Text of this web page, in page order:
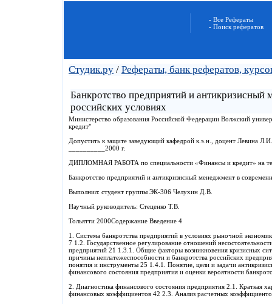
- Все Рефераты
- Поиск рефератов
Студик.ру / Рефераты, банк рефератов,
Банкротство предприятий и
российских условиях
Министерство образования Российской Федерации Волжский
кредит"
Допустить к защите заведующий кафедрой к.э.н., доцент Левина
__________2000 г.
ДИПЛОМНАЯ РАБОТА по специальности «Финансы и кредит» на
Банкротство предприятий и антикризисный менеджмент в
Выполнил: студент группы ЭК-306 Челухин Д.В.
Научный руководитель: Стеценко Т.В.
Тольятти 2000Содержание Введение 4
1. Система банкротства предприятий в условиях рыночной
7 1.2. Государственное регулирование отношений
предприятий 21 1.3.1. Общие факторы возникновения кризисных
причины неплатежеспособности и банкротства российских
понятия и инструменты 25 1.4.1. Понятие, цели и задачи
финансового состояния предприятия и оценки вероятности
2. Диагностика финансового состояния предприятия 2.1. Краткая
финансовых коэффициентов 42 2.3. Анализ расчетных